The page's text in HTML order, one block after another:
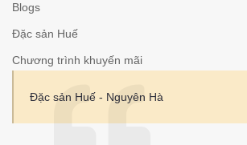
Blogs
Đặc sản Huế
Chương trình khuyến mãi
Đặc sản Huế - Nguyên Hà